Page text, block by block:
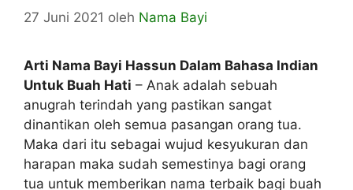
27 Juni 2021 oleh Nama Bayi
Arti Nama Bayi Hassun Dalam Bahasa Indian
Untuk Buah Hati – Anak adalah sebuah
anugrah terindah yang pastikan sangat
dinantikan oleh semua pasangan orang tua.
Maka dari itu sebagai wujud kesyukuran dan
harapan maka sudah semestinya bagi orang
tua untuk memberikan nama terbaik bagi buah